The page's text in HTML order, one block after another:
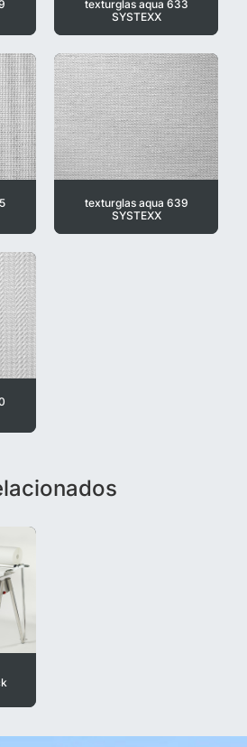
texturglas aqua 633
SYSTEXX
texturglas aqua 639
SYSTEXX